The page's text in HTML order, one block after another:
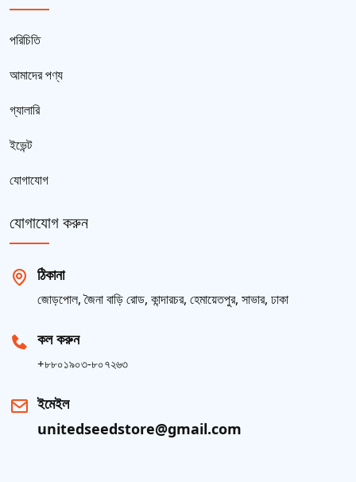
পরিচিতি
আমাদের পণ্য
গ্যালারি
ইভেন্ট
যোগাযোগ
যোগাযোগ করুন
ঠিকানা
জোড়পোল, জৈনা বাড়ি রোড, কান্দারচর, হেমায়েতপুর, সাভার, ঢাকা
কল করুন
+৮৮০১৯০৩-৮০৭২৬৩
ইমেইল
unitedseedstore@gmail.com